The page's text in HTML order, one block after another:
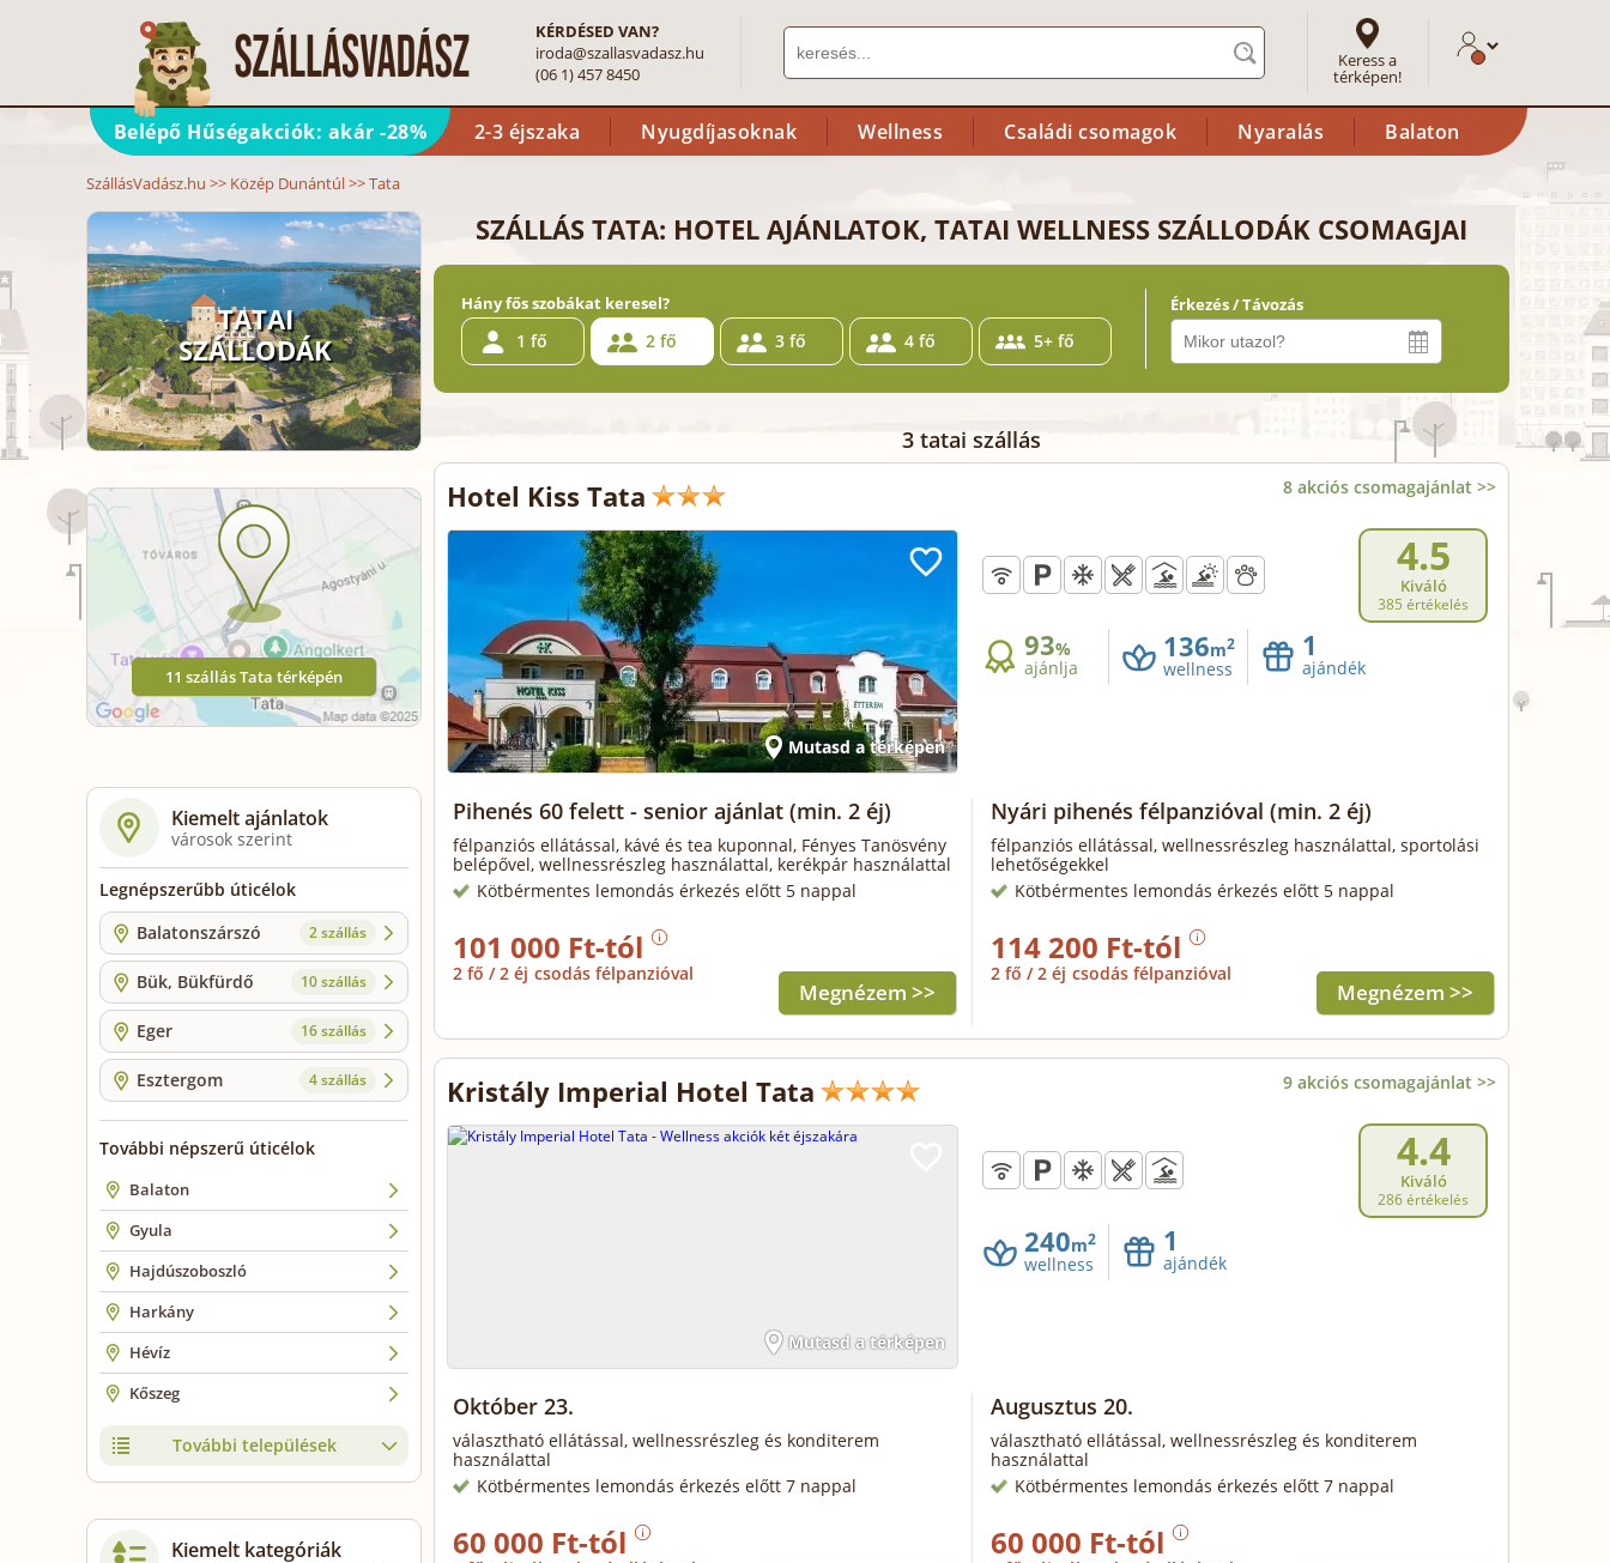
KÉRDÉSED VAN?
iroda@szallasvadasz.hu
(06 1) 457 8450
Keress a
térképen!
Belépő Hűségakciók: akár -28% 2-3 éjszaka Nyugdíjasoknak Wellness Családi csomagok Nyaralás Balaton
SzállásVadász.hu >> Közép Dunántúl>>Tata
TATAI
SZÁLLODÁK
11 szállás Tata térképén
Kiemelt ajánlatok
városok szerint
Legnépszerűbb úticélok
Balatonszárszó
2 szállás
Bük, Bükfürdő 10 szállás
Eger 16 szállás
Esztergom 4 szállás
További népszerű úticélok
Balaton
Gyula
Hajdúszoboszló
Harkány
Hévíz
Kőszeg
További települések
Kiemelt kategóriák
SZÁLLÁS TATA: HOTEL AJÁNLATOK, TATAI WELLNESS SZÁLLODÁK CSOMAGJAI
Hány fős szobákat keresel?
1 fő 2 fő 3 fő 4 fő 5+ fő
Érkezés / Távozás
3 tatai szállás
Hotel Kiss Tata 8 akciós csomagajánlat >>
Mutasd a térképen
4.5
Kiváló
385 értékelés
93%
ajánlja
136m2
wellness
1
ajándék
Pihenés 60 felett - senior ajánlat (min. 2 éj)
félpanziós ellátással, kávé és tea kuponnal, Fényes Tanösvény
belépővel, wellnessrészleg használattal, kerékpár használattal
Kötbérmentes lemondás érkezés előtt 5 nappal
101 000 Ft-tól
2 fő / 2 éj csodás félpanzióval
Megnézem >>
Nyári pihenés félpanzióval (min. 2 éj)
félpanziós ellátással, wellnessrészleg használattal, sportolási
lehetőségekkel
Kötbérmentes lemondás érkezés előtt 5 nappal
114 200 Ft-tól
2 fő / 2 éj csodás félpanzióval
Megnézem >>
Kristály Imperial Hotel Tata 9 akciós csomagajánlat >>
Mutasd a térképen
4.4
Kiváló
286 értékelés
240m2
wellness
1
ajándék
Október 23.
választható ellátással, wellnessrészleg és konditerem
használattal
Kötbérmentes lemondás érkezés előtt 7 nappal
60 000 Ft-tól
Augusztus 20.
választható ellátással, wellnessrészleg és konditerem
használattal
Kötbérmentes lemondás érkezés előtt 7 nappal
60 000 Ft-tól